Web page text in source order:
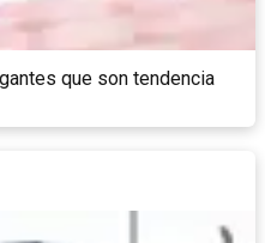
que son tendencia